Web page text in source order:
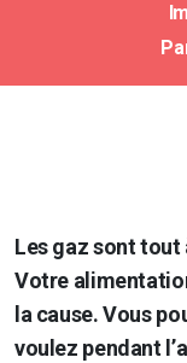
Les gaz sont tout
Votre
la cause. Vous
voulez pendant